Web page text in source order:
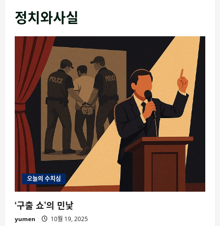
정치와사실
오늘의 수치심
‘구출 쇼’의 민낯
yumen 10월 19, 2025